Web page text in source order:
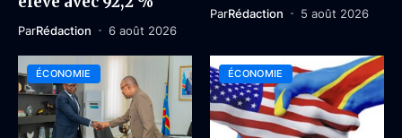
ParRédaction 6 août 2026
ParRédaction 5 août 2026
ÉCONOMIE ÉCONOMIE